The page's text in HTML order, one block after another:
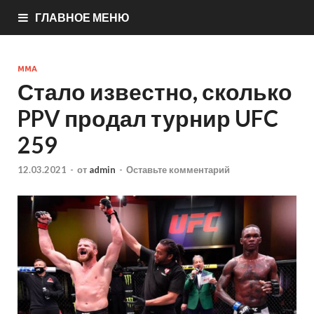
ГЛАВНОЕ МЕНЮ
MMA
Стало известно, сколько
PPV продал турнир UFC
259
12.03.2021 - от admin - Оставьте комментарий